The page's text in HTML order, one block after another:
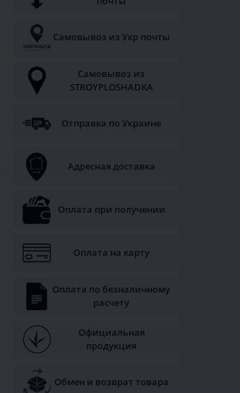
Самовывоз из Укр почты
Самовывоз из
STROYPLOSHADKA
Отправка по Украине
Адресная доставка
Оплата при получении
Оплата на карту
Оплата по безналичному
расчету
Официальная
продукция
Обмен и возврат товара